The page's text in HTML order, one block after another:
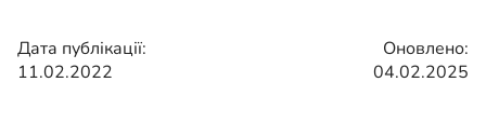
Дата публікації:
11.02.2022
Оновлено:
04.02.2025